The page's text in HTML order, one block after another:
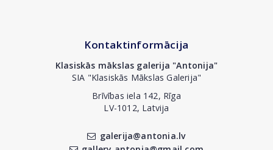
Kontaktinformācija
Klasiskās mākslas galerija "Antonija"
SIA "Klasiskās Mākslas Galerija"
Brīvības iela 142, Rīga
LV-1012, Latvija
galerija@antonia.lv